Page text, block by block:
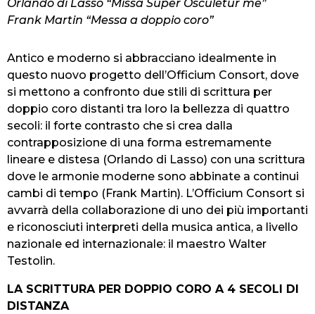
Orlando di Lasso “Missa Super Osculetur me”
Frank Martin “Messa a doppio coro”
Antico e moderno si abbracciano idealmente in
questo nuovo progetto dell’Officium Consort, dove
si mettono a confronto due stili di scrittura per
doppio coro distanti tra loro la bellezza di quattro
secoli: il forte contrasto che si crea dalla
contrapposizione di una forma estremamente
lineare e distesa (Orlando di Lasso) con una scrittura
dove le armonie moderne sono abbinate a continui
cambi di tempo (Frank Martin). L’Officium Consort si
avvarrà della collaborazione di uno dei più importanti
e riconosciuti interpreti della musica antica, a livello
nazionale ed internazionale: il maestro Walter
Testolin.
LA SCRITTURA PER DOPPIO CORO A 4 SECOLI DI
DISTANZA